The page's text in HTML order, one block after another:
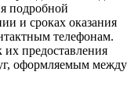
подробной
и сроках оказания
телефонам.
предоставления
оформляемым между